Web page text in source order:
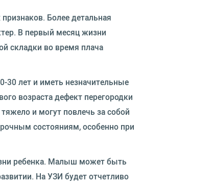
Более детальная
В первый месяц жизни
складки во время плача
30 лет и иметь незначительные
возраста дефект перегородки
и могут повлечь за собой
состояниям, особенно при
ребенка. Малыш может быть
На УЗИ будет отчетливо